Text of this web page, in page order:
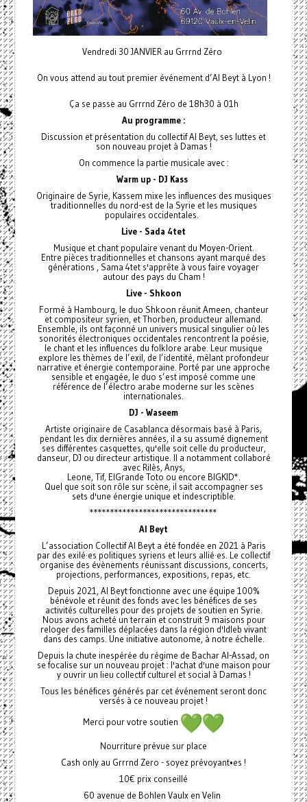
Vendredi 30 JANVIER au Grrrnd Zéro
On vous attend au tout premier événement d’Al Beyt à Lyon !
Ça se passe au Grrrnd Zéro de 18h30 à 01h
Au programme :
Discussion et présentation du collectif Al Beyt, ses luttes et
son nouveau projet à Damas !
On commence la partie musicale avec :
Warm up - DJ Kass
Originaire de Syrie, Kassem mixe les influences des musiques
traditionnelles du nord-est de la Syrie et les musiques
populaires occidentales.
Live - Sada 4tet
Musique et chant populaire venant du Moyen-Orient.
Entre pièces traditionnelles et chansons ayant marqué des
générations , Sama 4tet s'apprête à vous faire voyager
autour des pays du Cham !
Live - Shkoon
Formé à Hambourg, le duo Shkoon réunit Ameen, chanteur
et compositeur syrien, et Thorben, producteur allemand.
Ensemble, ils ont façonné un univers musical singulier où les
sonorités électroniques occidentales rencontrent la poésie,
le chant et les influences du folklore arabe. Leur musique
explore les thèmes de l’exil, de l’identité, mêlant profondeur
narrative et énergie contemporaine. Porté par une approche
sensible et engagée, le duo s’est imposé comme une
référence de l’électro arabe moderne sur les scènes
internationales.
DJ - Waseem
Artiste originaire de Casablanca désormais basé à Paris,
pendant les dix dernières années, il a su assumé dignement
ses différentes casquettes, qu'elle soit celle du producteur,
danseur, DJ ou directeur artistique. II a notamment collaboré
avec Rilès, Anys,
Leone, Tif, ElGrande Toto ou encore BIGKID*.
Quel que soit son rôle sur scène, il sait accompagner ses
sets d'une énergie unique et indescriptible.
*******************************
Al Beyt
L’association Collectif Al Beyt a été fondée en 2021 à Paris
par des exilé·es politiques syriens et leurs allié·es. Le collectif
organise des évènements réunissant discussions, concerts,
projections, performances, expositions, repas, etc.
Depuis 2021, Al Beyt fonctionne avec une équipe 100%
bénévole et réunit des fonds avec les bénéfices de ses
activités culturelles pour des projets de soutien en Syrie.
Nous avons acheté un terrain et construit 9 maisons pour
reloger des familles déplacées dans la région d'Idleb vivant
dans des camps. Une initiative autonome, à notre échelle.
Depuis la chute inespérée du régime de Bachar Al-Assad, on
se focalise sur un nouveau projet : l'achat d'une maison pour
y ouvrir un lieu collectif culturel et social à Damas !
Tous les bénéfices générés par cet événement seront donc
versés à ce nouveau projet !
Merci pour votre soutien
Nourriture prévue sur place
Cash only au Grrrnd Zero - soyez prévoyant•es !
10€ prix conseillé
60 avenue de Bohlen Vaulx en Velin